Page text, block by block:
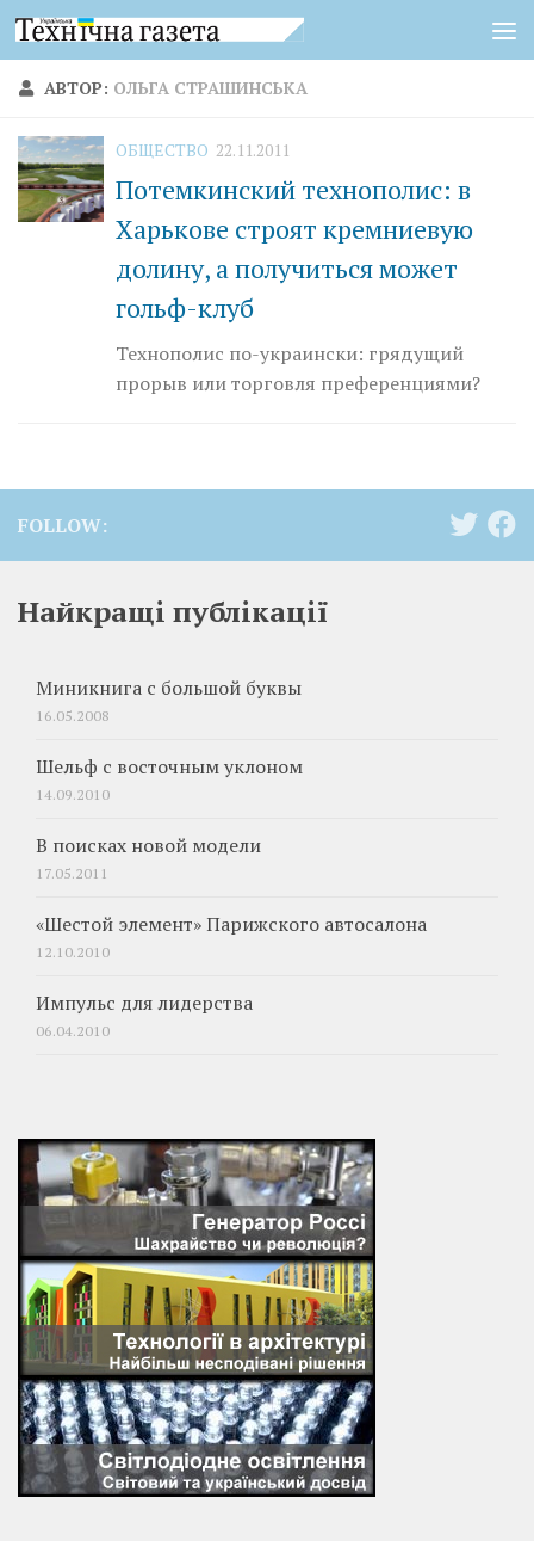
Перейти к содержимому
АВТОР: ОЛЬГА СТРАШИНСЬКА
ОБЩЕСТВО 22.11.2011
Потемкинский технополис: в
Харькове строят кремниевую
долину, а получиться может
гольф-клуб
Технополис по-украински: грядущий
прорыв или торговля преференциями?
FOLLOW:
Найкращі публікації
Миникнига с большой буквы
16.05.2008
Шельф с восточным уклоном
14.09.2010
В поисках новой модели
17.05.2011
«Шестой элемент» Парижского автосалона
12.10.2010
Импульс для лидерства
06.04.2010